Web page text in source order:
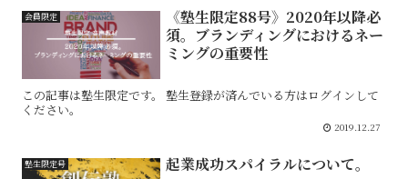
会員限定
《塾生限定88号》2020年以降必
須。ブランディングにおけるネー
ミングの重要性
この記事は塾生限定です。 塾生登録が済んでいる方はログインして
ください。
2019.12.27
塾生限定号 起業成功スパイラルについて。